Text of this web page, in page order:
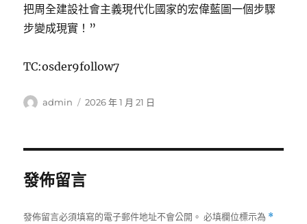
把周全建設社會主義現代化國家的宏偉藍圖一個步驟
步變成現實！”
TC:osder9follow7
作
admin
發
2026 年 1 月 21 日
發佈留言
發佈留言必須填寫的電子郵件地址不會公開。 必填欄位標示為 *